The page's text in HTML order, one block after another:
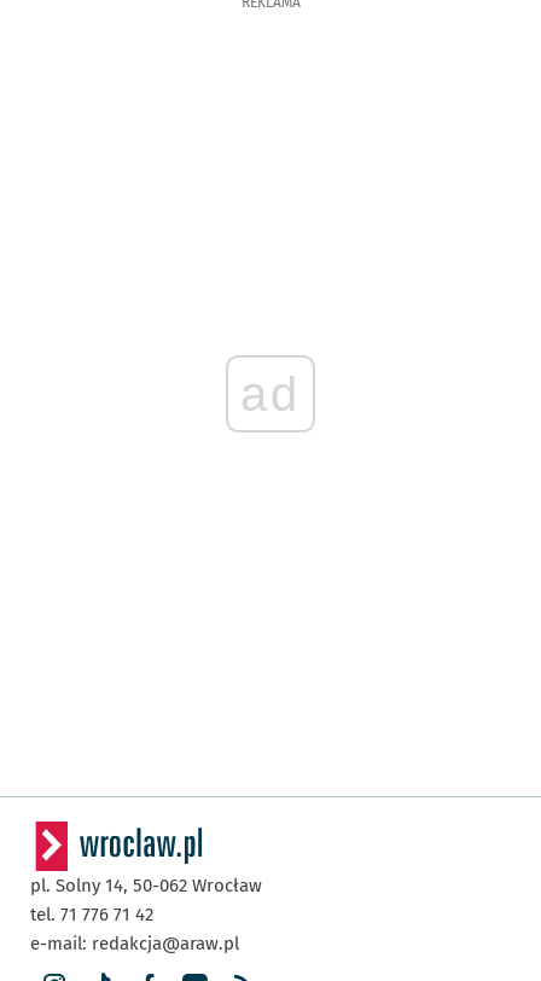
ad
pl. Solny 14, 50-062 Wrocław
tel. 71 776 71 42
e-mail: redakcja@araw.pl